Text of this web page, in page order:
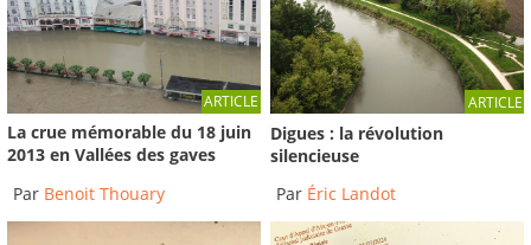
ARTICLE
La crue mémorable du 18 juin
2013 en Vallées des gaves
Par Benoit Thouary
ARTICLE
Digues : la révolution
silencieuse
Par Éric Landot